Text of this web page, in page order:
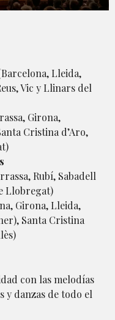
Lleida,
Vic y Llinars del
Girona,
Cristina d’Aro,
Rubí, Sabadell
Llobregat)
Girona, Lleida,
Santa Cristina
con las melodías
y danzas de todo el